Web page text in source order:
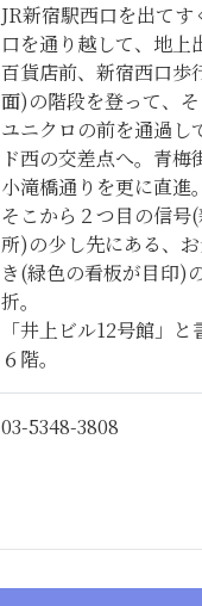
JR新宿駅西口を出て
口を通り越して、地上
百貨店前、新宿西口歩
面)の階段を登って、そ
ユニクロの前を通過し
ド西の交差点へ。青梅
小滝橋通りを更に直進。
そこから２つ目の信号
所)の少し先にある、
き(緑色の看板が目印)
折。
「井上ビル12号館」
６階。
03-5348-3808